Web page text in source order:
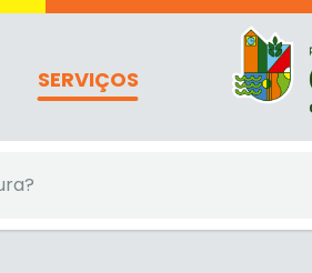
SERVIÇOS